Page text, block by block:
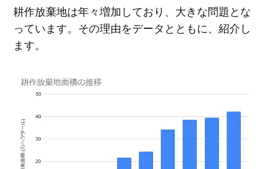
耕作放棄地は年々増加しており、大きな問題とな
っています。その理由をデータとともに、紹介し
ます。